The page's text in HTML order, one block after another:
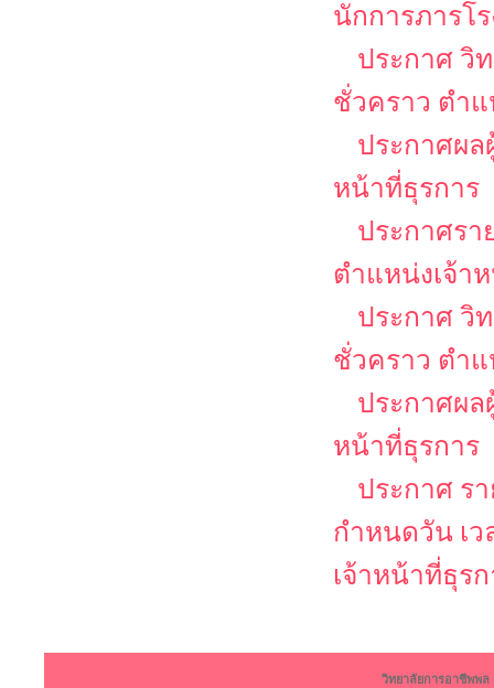
นักการภารโร
ประกาศ วิ
ชั่วคราว ตำ
ประกาศผล
หน้าที่ธุรการ
ประกาศรา
ตำแหน่งเจ้า
ประกาศ วิ
ชั่วคราว ตำ
ประกาศผล
หน้าที่ธุรการ
ประกาศ ร
กำหนดวัน เ
เจ้าหน้าที่ธุร
วิทยาลัยการอาชีพพ